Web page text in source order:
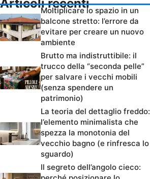
Articoli recenti
Moltiplicare lo spazio in un
balcone stretto: l’errore da
evitare per creare un nuovo
ambiente
Brutto ma indistruttibile: il
trucco della “seconda pelle”
per salvare i vecchi mobili
(senza spendere un
patrimonio)
La teoria del dettaglio freddo:
l’elemento minimalista che
spezza la monotonia del
vecchio bagno (e rinfresca lo
sguardo)
Il segreto dell’angolo cieco: